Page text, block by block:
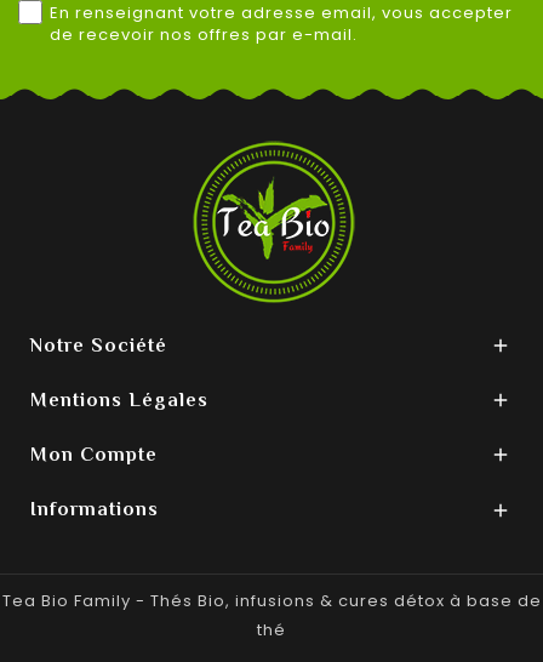
En renseignant votre adresse email, vous accepter
de recevoir nos offres par e-mail.
Notre Société 
Mentions Légales 
Mon Compte 
Informations 
Tea Bio Family - Thés Bio, infusions & cures détox à base de
thé